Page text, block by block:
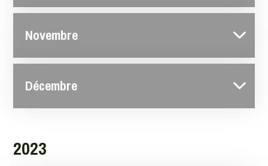
Novembre
Décembre
2023